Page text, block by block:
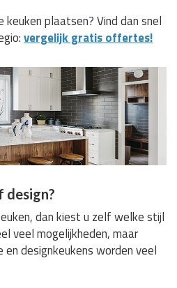
plaatsen? Vind dan snel
vergelijk gratis offertes!
design?
dan kiest u zelf welke stijl
veel mogelijkheden, maar
designkeukens worden veel